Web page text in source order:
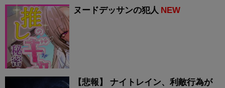
ヌードデッサンの犯人 NEW
【悲報】 ナイトレイン、利敵行為が